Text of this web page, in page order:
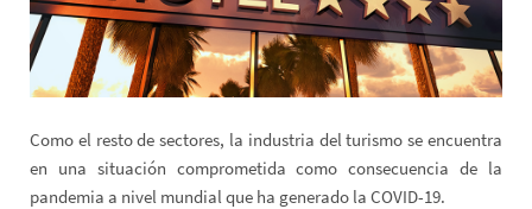
Como el resto de sectores, la industria del turismo se encuentra
en una situación comprometida como consecuencia de la
pandemia a nivel mundial que ha generado la COVID-19.